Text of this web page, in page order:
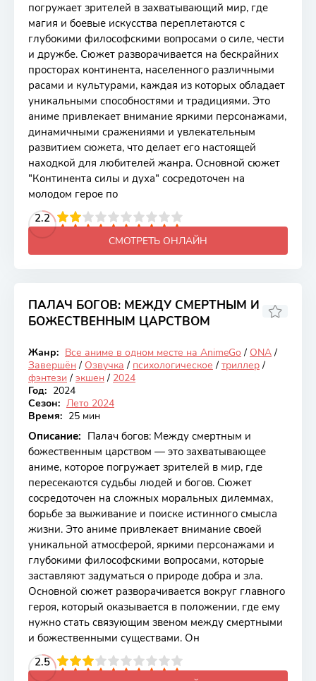
погружает зрителей в захватывающий мир, где
магия и боевые искусства переплетаются с
глубокими философскими вопросами о силе, чести
и дружбе. Сюжет разворачивается на бескрайних
просторах континента, населенного различными
расами и культурами, каждая из которых обладает
уникальными способностями и традициями. Это
аниме привлекает внимание яркими персонажами,
динамичными сражениями и увлекательным
развитием сюжета, что делает его настоящей
находкой для любителей жанра. Основной сюжет
"Континента силы и духа" сосредоточен на
молодом герое по
2.2
4 5 6 7 8 9 10
СМОТРЕТЬ ОНЛАЙН
ПАЛАЧ БОГОВ: МЕЖДУ СМЕРТНЫМ И
БОЖЕСТВЕННЫМ ЦАРСТВОМ
Закончен
8.1
Жанр: Все аниме в одном месте на AnimeGo / ONA /
Завершён / Озвучка / психологическое / триллер /
фэнтези / экшен / 2024
Год: 2024
Сезон: Лето 2024
Время: 25 мин
Описание: Палач богов: Между смертным и
божественным царством — это захватывающее
аниме, которое погружает зрителей в мир, где
пересекаются судьбы людей и богов. Сюжет
сосредоточен на сложных моральных дилеммах,
борьбе за выживание и поиске истинного смысла
жизни. Это аниме привлекает внимание своей
уникальной атмосферой, яркими персонажами и
глубокими философскими вопросами, которые
заставляют задуматься о природе добра и зла.
Основной сюжет разворачивается вокруг главного
героя, который оказывается в положении, где ему
нужно стать связующим звеном между смертными
и божественными существами. Он
2.5
4 5 6 7 8 9 10